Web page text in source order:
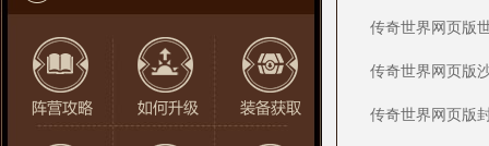
传奇世界网页版
传奇世界网页版
传奇世界网页版